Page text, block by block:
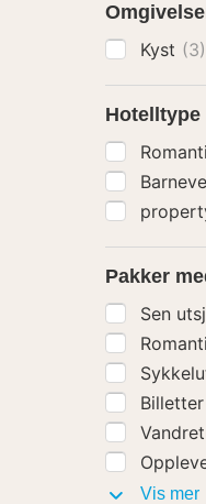
Kyst (3)
Hotelltype
Pakker
Sen
Vis mer